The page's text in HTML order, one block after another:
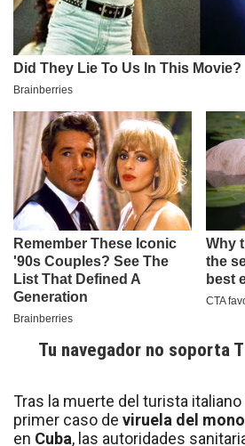
Tu navegador no soporta
Tras la muerte del turista
primer caso de viruela del mono
en Cuba, las autoridades